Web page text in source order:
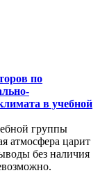
по
в учебной
группы
атмосфера царит
без наличия